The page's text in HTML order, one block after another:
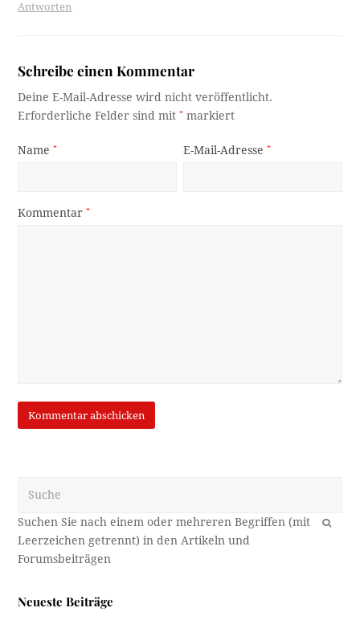
Antworten
Schreibe einen Kommentar
Deine E-Mail-Adresse wird nicht veröffentlicht.
Erforderliche Felder sind mit* markiert
Name* E-Mail-Adresse*
Kommentar*
OK
Neueste Beiträge